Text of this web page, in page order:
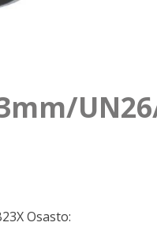
Osasto: